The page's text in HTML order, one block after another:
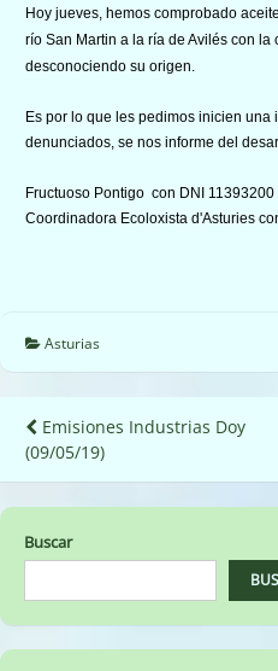
Hoy jueves, hemos comprobado
río San Martin a la ría de Avilés con la
desconociendo su origen.
Es por lo que les pedimos inicien una
denunciados, se nos informe del
Fructuoso Pontigo con DNI
Coordinadora Ecoloxista d'Asturies
Asturias
Navegación
de
entradas
Emisiones Industrias Doy
(09/05/19)
Buscar